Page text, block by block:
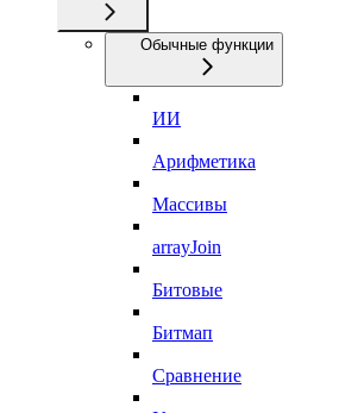
Обычные функции
ИИ
Арифметика
Массивы
arrayJoin
Битовые
Битмап
Сравнение